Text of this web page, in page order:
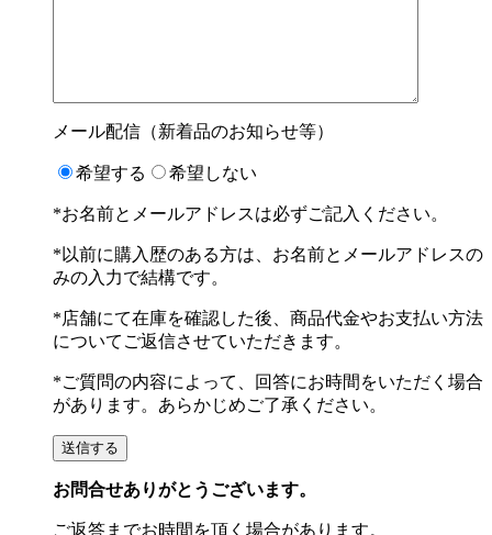
メール配信（新着品のお知らせ等）
希望する 希望しない
*お名前とメールアドレスは必ずご記入ください。
*以前に購入歴のある方は、お名前とメールアドレスの
みの入力で結構です。
*店舗にて在庫を確認した後、商品代金やお支払い方法
についてご返信させていただきます。
*ご質問の内容によって、回答にお時間をいただく場合
があります。あらかじめご了承ください。
お問合せありがとうございます。
ご返答までお時間を頂く場合があります。